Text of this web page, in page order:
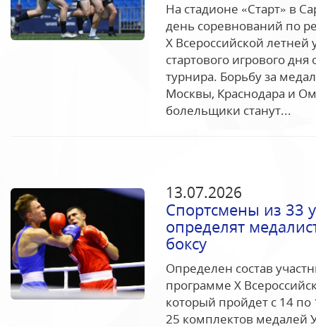
На стадионе «Старт» в
день соревнований по
Х Всероссийской
стартового игрового
турнира. Борьбу за
Москвы, Краснодара и
болельщики станут...
13.07.2026
Спортсмены из 33
определят
боксу
Определен состав
программе Х
который пройдет с 14
25 комплектов медалей